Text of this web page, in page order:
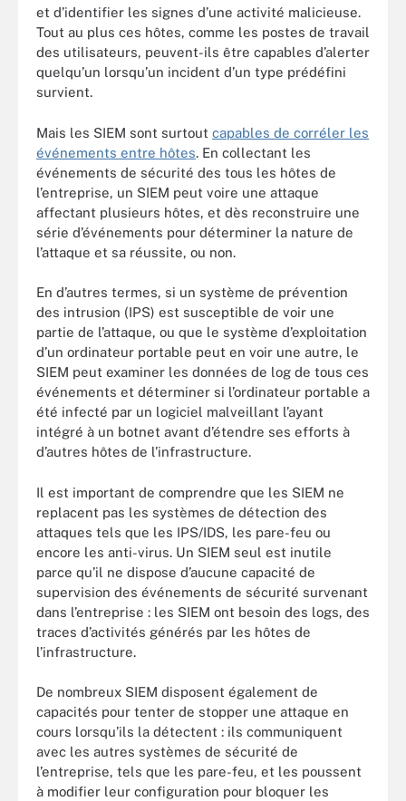
et d’identifier les signes d’une activité malicieuse.
Tout au plus ces hôtes, comme les postes de travail
des utilisateurs, peuvent-ils être capables d’alerter
quelqu’un lorsqu’un incident d’un type prédéfini
survient.
Mais les SIEM sont surtout capables de corréler les
événements entre hôtes. En collectant les
événements de sécurité des tous les hôtes de
l’entreprise, un SIEM peut voire une attaque
affectant plusieurs hôtes, et dès reconstruire une
série d’événements pour déterminer la nature de
l’attaque et sa réussite, ou non.
En d’autres termes, si un système de prévention
des intrusion (IPS) est susceptible de voir une
partie de l’attaque, ou que le système d’exploitation
d’un ordinateur portable peut en voir une autre, le
SIEM peut examiner les données de log de tous ces
événements et déterminer si l’ordinateur portable a
été infecté par un logiciel malveillant l’ayant
intégré à un botnet avant d’étendre ses efforts à
d’autres hôtes de l’infrastructure.
Il est important de comprendre que les SIEM ne
replacent pas les systèmes de détection des
attaques tels que les IPS/IDS, les pare-feu ou
encore les anti-virus. Un SIEM seul est inutile
parce qu’il ne dispose d’aucune capacité de
supervision des événements de sécurité survenant
dans l’entreprise : les SIEM ont besoin des logs, des
traces d’activités générés par les hôtes de
l’infrastructure.
De nombreux SIEM disposent également de
capacités pour tenter de stopper une attaque en
cours lorsqu’ils la détectent : ils communiquent
avec les autres systèmes de sécurité de
l’entreprise, tels que les pare-feu, et les poussent
à modifier leur configuration pour bloquer les